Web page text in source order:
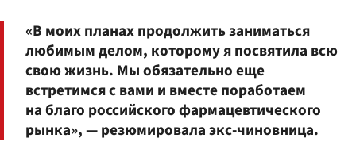
«В моих планах продолжить заниматься
любимым делом, которому я посвятила всю
свою жизнь. Мы обязательно еще
встретимся с вами и вместе поработаем
на благо российского фармацевтического
рынка», — резюмировала экс-чиновница.